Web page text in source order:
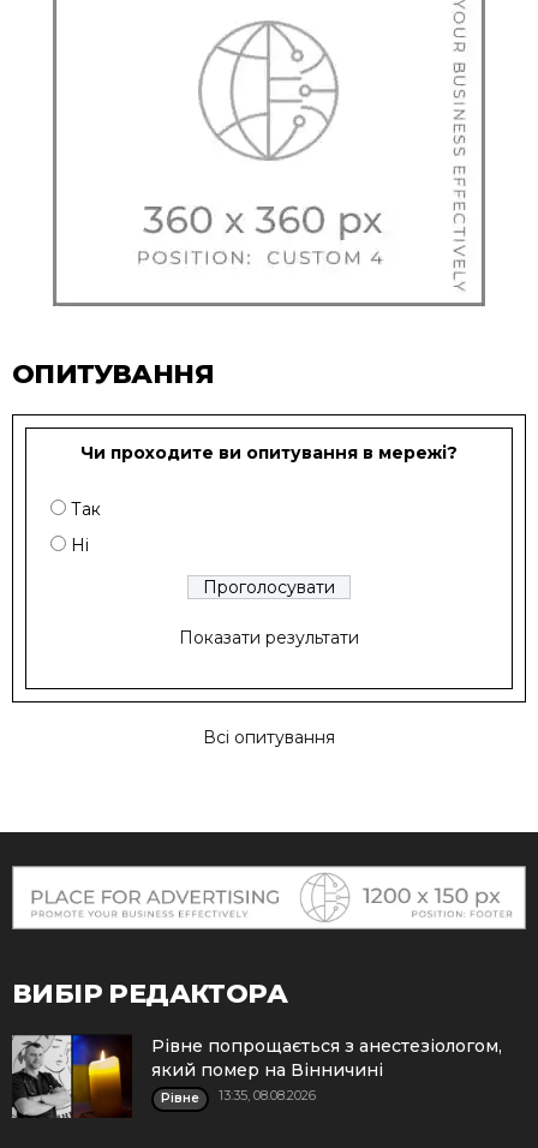
ОПИТУВАННЯ
Чи проходите ви опитування в мережі?
Так
Ні
Показати результати
Всі опитування
ВИБІР РЕДАКТОРА
Рівне попрощається з анестезіологом,
який помер на Вінничині
Рівне 13:35, 08.08.2026